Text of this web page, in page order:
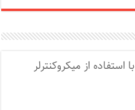
مدار دیمر پاور LED با استفاده از میکروکنترلر